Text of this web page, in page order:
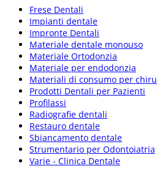
Frese Dentali
Impianti dentale
Impronte Dentali
Materiale dentale monouso
Materiale Ortodonzia
Materiale per endodonzia
Materiali di consumo per
Prodotti Dentali per Pazienti
Profilassi
Radiografie dentali
Restauro dentale
Sbiancamento dentale
Strumentario per Odontoiatria
Varie - Clinica Dentale